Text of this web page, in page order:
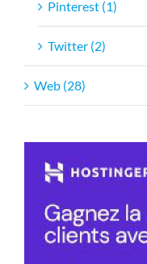
Pinterest (1)
Twitter (2)
Web (28)